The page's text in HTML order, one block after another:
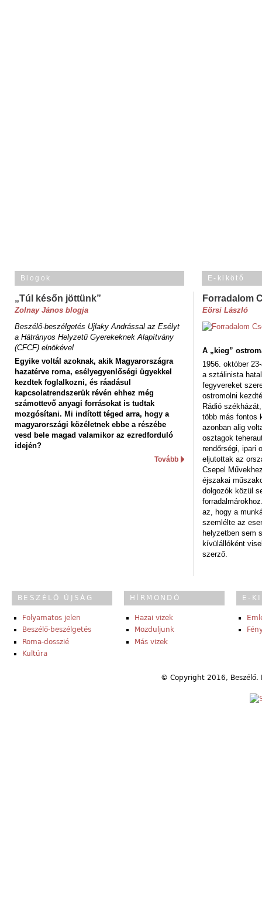
Blogok
„Túl későn jöttünk”
Zolnay János blogja
Beszélő-beszélgetés Ujlaky Andrással az Esélyt
a Hátrányos Helyzetű Gyerekeknek Alapítvány
(CFCF) elnökével
Egyike voltál azoknak, akik Magyarországra
hazatérve roma, esélyegyenlőségi ügyekkel
kezdtek foglalkozni, és ráadásul
kapcsolatrendszerük révén ehhez még
számottevő anyagi forrásokat is tudtak
mozgósítani. Mi indított téged arra, hogy a
magyarországi közéletnek ebbe a részébe
vesd bele magad valamikor az ezredforduló
idején?
Tovább
E-kikötő
Forradalom
Eörsi László
A „kieg”
1956. október
a sztálinista
fegyvereket
ostromolni
Rádió
több más fontos
azonban alig
osztagok
rendőrségi, ipari
eljutottak az
Csepel
éjszakai
dolgozók közül
az, hogy a
szemlélte az
helyzetben sem
kívülállóként
szerző.
BESZÉLŐ ÚJSÁG
Folyamatos jelen
Beszélő-beszélgetés
Roma-dosszié
Kultúra
HÍRMONDÓ
Hazai vizek
Mozduljunk
Más vizek
E-
© Copyright 2016,